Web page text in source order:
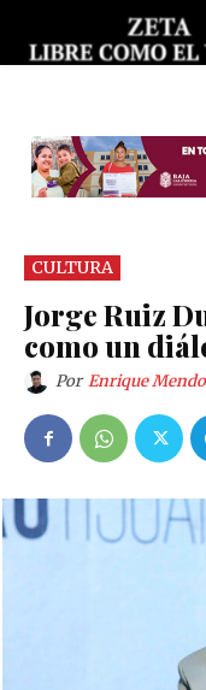
CULTURA
Jorge Ruiz
como un
Por Enrique